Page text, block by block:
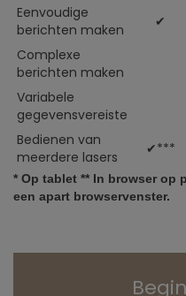
Eenvoudige
berichten maken
✔
Complexe
berichten maken
Variabele
gegevensvereiste
Bedienen van
meerdere lasers
✔***
* Op tablet ** In browser op
een apart browservenster.